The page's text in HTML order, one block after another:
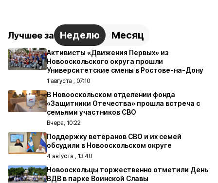
Лучшее за Неделю Месяц
Активисты «Движения Первых» из
Новооскольского округа прошли
Университетские смены в Ростове-на-Дону
1 августа , 07:10
В Новооскольском отделении фонда
«Защитники Отечества» прошла встреча с
семьями участников СВО
Вчера, 10:22
Поддержку ветеранов СВО и их семей
обсудили в Новооскольском округе
4 августа , 13:40
Новооскольцы торжественно отметили День
ВДВ в парке Воинской Славы